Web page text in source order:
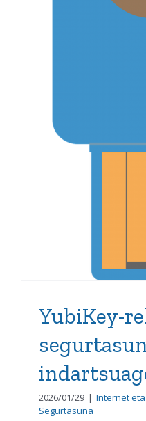
YubiKey-
2026/01/29 | Internet
Segurtasuna